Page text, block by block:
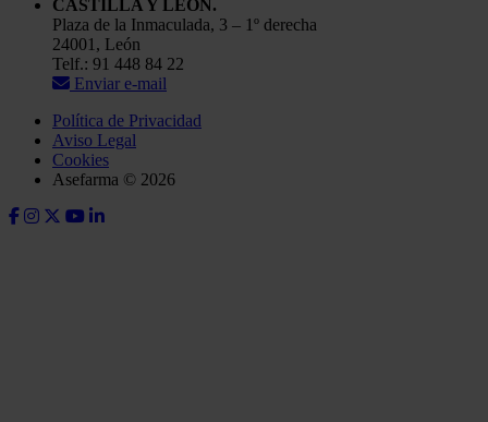
CASTILLA Y LEÓN.
Plaza de la Inmaculada, 3 – 1º derecha
24001, León
Telf.: 91 448 84 22
Enviar e-mail
Política de Privacidad
Aviso Legal
Cookies
Asefarma © 2026